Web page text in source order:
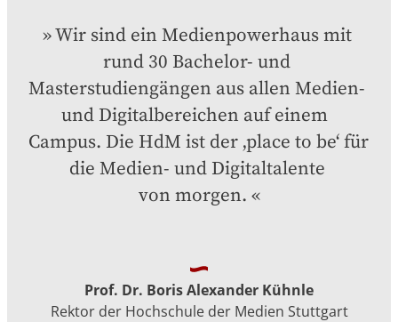
Wir sind ein Medienpowerhaus mit
rund 30 Bachelor- und
Masterstudiengängen aus allen Medien-
und Digitalbereichen auf einem
Campus. Die HdM ist der ‚place to be‘ für
die Medien- und Digitaltalente
von morgen.
Prof. Dr. Boris Alexander Kühnle
Rektor der Hochschule der Medien Stuttgart